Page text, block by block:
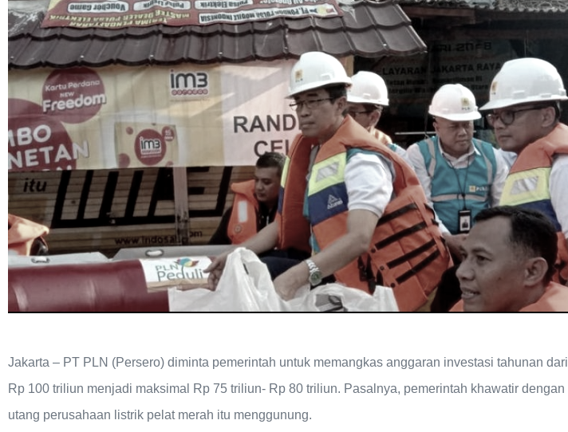
Jakarta – PT PLN (Persero) diminta pemerintah untuk memangkas anggaran investasi tahunan dari
Rp 100 triliun menjadi maksimal Rp 75 triliun- Rp 80 triliun. Pasalnya, pemerintah khawatir dengan
utang perusahaan listrik pelat merah itu menggunung.